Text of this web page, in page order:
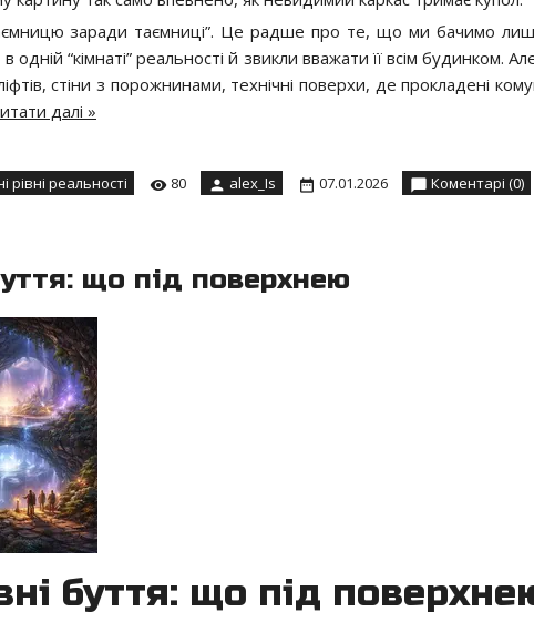
заради таємниці”. Це радше про те, що ми бачимо
“кімнаті” реальності й звикли вважати її всім будинком.
стіни з порожнинами, технічні поверхи, де прокладені
далі »
рівні реальності 80 alex_Is 07.01.2026 Коментарі (0)
що під поверхнею
буття: що під